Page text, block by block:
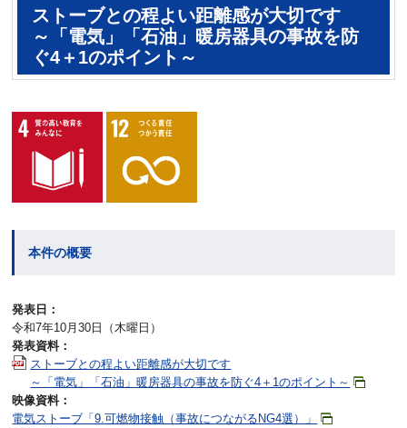
ストーブとの程よい距離感が大切です
～「電気」「石油」暖房器具の事故を防
ぐ4＋1のポイント～
本件の概要
発表日：
令和7年10月30日（木曜日）
発表資料：
ストーブとの程よい距離感が大切です
～「電気」「石油」暖房器具の事故を防ぐ4＋1のポイント～
映像資料：
電気ストーブ「9.可燃物接触（事故につながるNG4選）」